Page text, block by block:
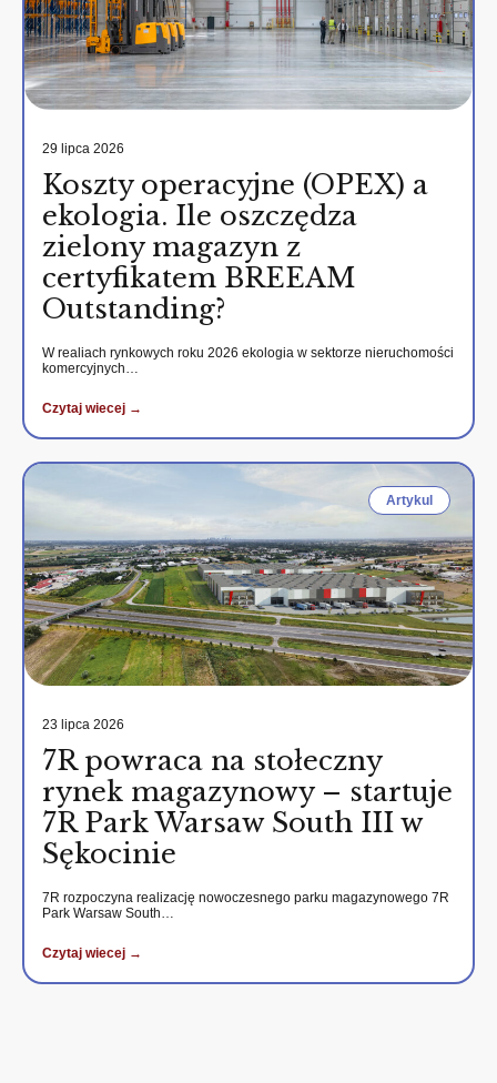
29 lipca 2026
Koszty operacyjne (OPEX) a
ekologia. Ile oszczędza
zielony magazyn z
certyfikatem BREEAM
Outstanding?
W realiach rynkowych roku 2026 ekologia w sektorze nieruchomości
komercyjnych…
Czytaj wiecej →
Artykul
23 lipca 2026
7R powraca na stołeczny
rynek magazynowy – startuje
7R Park Warsaw South III w
Sękocinie
7R rozpoczyna realizację nowoczesnego parku magazynowego 7R
Park Warsaw South…
Czytaj wiecej →